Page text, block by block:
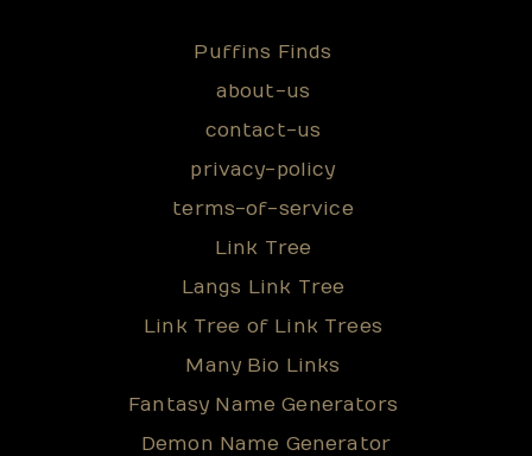
Puffins Finds
about-us
contact-us
privacy-policy
terms-of-service
Link Tree
Langs Link Tree
Link Tree of Link Trees
Many Bio Links
Fantasy Name Generators
Demon Name Generator